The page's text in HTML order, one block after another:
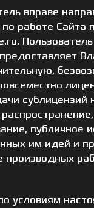
вправе
работе Сайта
Пользователь
сублицензий
публичное
им идей и
производных
условиям